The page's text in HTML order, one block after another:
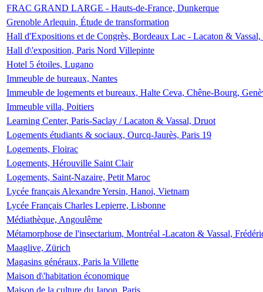
FRAC GRAND LARGE - Hauts-de-France, Dunkerque
Grenoble Arlequin, Étude de transformation
Hall d'Expositions et de Congrès, Bordeaux Lac - Lacaton &
Hall d\'exposition, Paris Nord Villepinte
Hotel 5 étoiles, Lugano
Immeuble de bureaux, Nantes
Immeuble de logements et bureaux, Halte Ceva, Chêne-Bourg,
Immeuble villa, Poitiers
Learning Center, Paris-Saclay / Lacaton & Vassal, Druot
Logements étudiants & sociaux, Ourcq-Jaurès, Paris 19
Logements, Floirac
Logements, Hérouville Saint Clair
Logements, Saint-Nazaire, Petit Maroc
Lycée français Alexandre Yersin, Hanoi, Vietnam
Lycée Français Charles Lepierre, Lisbonne
Médiathèque, Angoulême
Métamorphose de l'insectarium, Montréal -Lacaton & Vassal,
Maaglive, Zürich
Magasins généraux, Paris la Villette
Maison d\'habitation économique
Maison de la culture du Japon, Paris